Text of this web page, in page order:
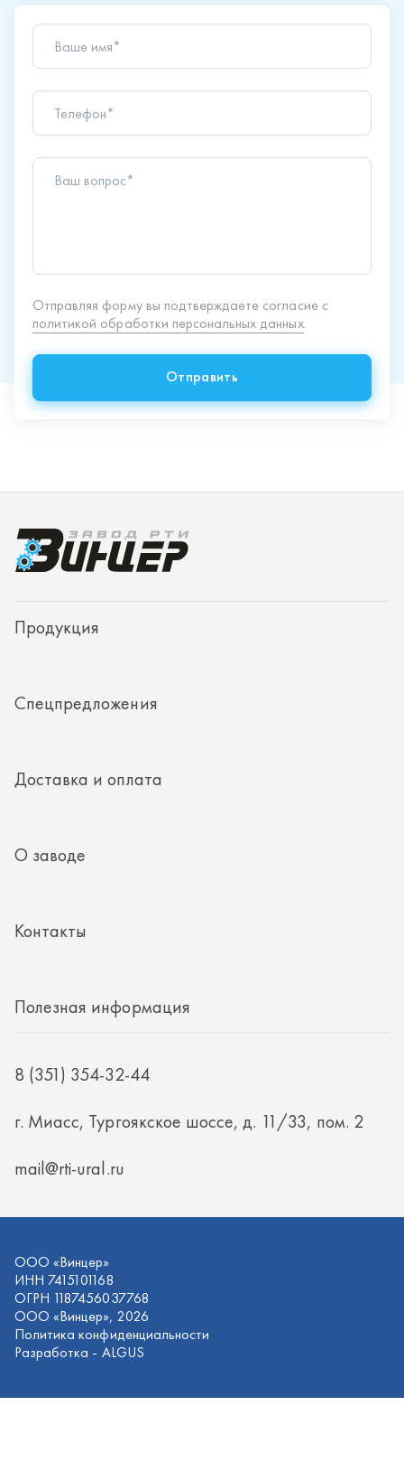
Ваше имя*
Телефон*
Ваш вопрос*
Отправляя форму вы подтверждаете согласие с
политикой обработки персональных данных
Спецпредложения
Доставка и оплата
8 (351) 354-32-44
ИНН 7415101168
ОГРН 1187456037768
Политика конфиденциальности